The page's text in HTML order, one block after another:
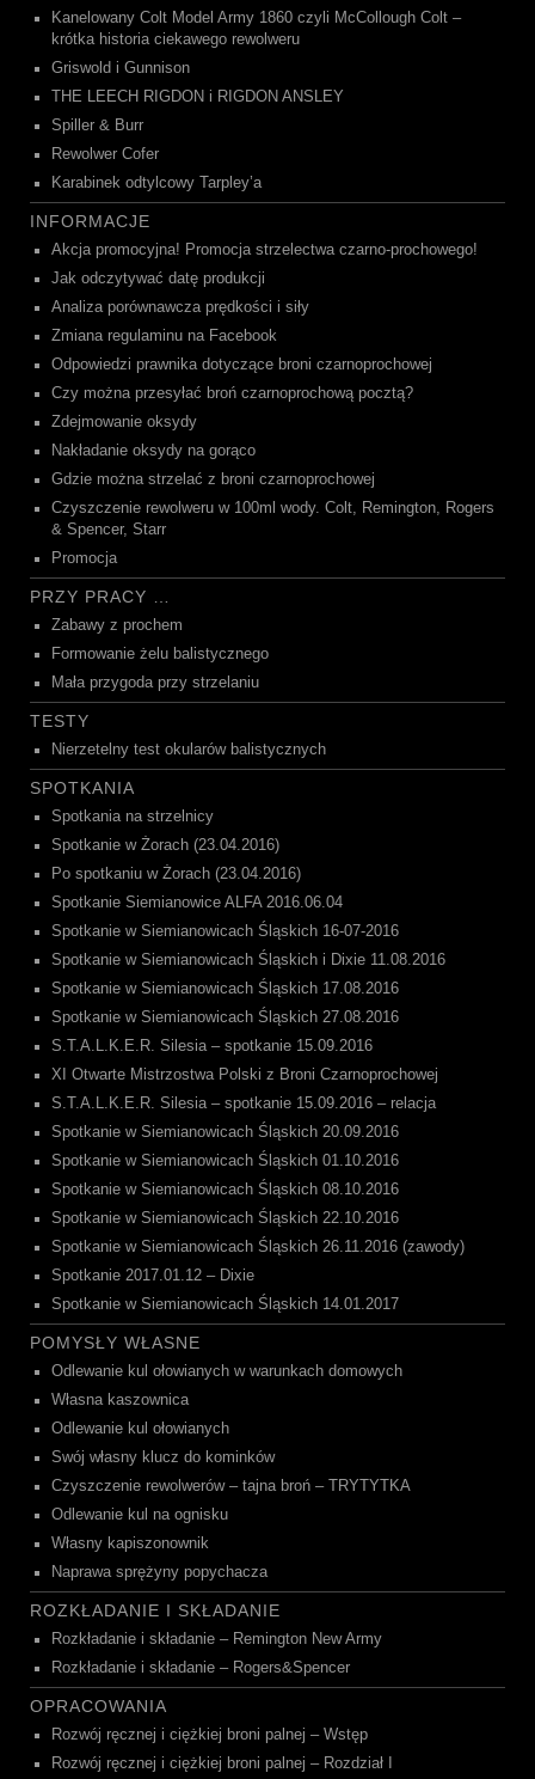
Kanelowany Colt Model Army 1860 czyli McCollough Colt –
krótka historia ciekawego rewolweru
Griswold i Gunnison
THE LEECH RIGDON i RIGDON ANSLEY
Spiller & Burr
Rewolwer Cofer
Karabinek odtylcowy Tarpley’a
INFORMACJE
Akcja promocyjna! Promocja strzelectwa czarno-prochowego!
Jak odczytywać datę produkcji
Analiza porównawcza prędkości i siły
Zmiana regulaminu na Facebook
Odpowiedzi prawnika dotyczące broni czarnoprochowej
Czy można przesyłać broń czarnoprochową pocztą?
Zdejmowanie oksydy
Nakładanie oksydy na gorąco
Gdzie można strzelać z broni czarnoprochowej
Czyszczenie rewolweru w 100ml wody. Colt, Remington, Rogers
& Spencer, Starr
Promocja
PRZY PRACY …
Zabawy z prochem
Formowanie żelu balistycznego
Mała przygoda przy strzelaniu
TESTY
Nierzetelny test okularów balistycznych
SPOTKANIA
Spotkania na strzelnicy
Spotkanie w Żorach (23.04.2016)
Po spotkaniu w Żorach (23.04.2016)
Spotkanie Siemianowice ALFA 2016.06.04
Spotkanie w Siemianowicach Śląskich 16-07-2016
Spotkanie w Siemianowicach Śląskich i Dixie 11.08.2016
Spotkanie w Siemianowicach Śląskich 17.08.2016
Spotkanie w Siemianowicach Śląskich 27.08.2016
S.T.A.L.K.E.R. Silesia – spotkanie 15.09.2016
XI Otwarte Mistrzostwa Polski z Broni Czarnoprochowej
S.T.A.L.K.E.R. Silesia – spotkanie 15.09.2016 – relacja
Spotkanie w Siemianowicach Śląskich 20.09.2016
Spotkanie w Siemianowicach Śląskich 01.10.2016
Spotkanie w Siemianowicach Śląskich 08.10.2016
Spotkanie w Siemianowicach Śląskich 22.10.2016
Spotkanie w Siemianowicach Śląskich 26.11.2016 (zawody)
Spotkanie 2017.01.12 – Dixie
Spotkanie w Siemianowicach Śląskich 14.01.2017
POMYSŁY WŁASNE
Odlewanie kul ołowianych w warunkach domowych
Własna kaszownica
Odlewanie kul ołowianych
Swój własny klucz do kominków
Czyszczenie rewolwerów – tajna broń – TRYTYTKA
Odlewanie kul na ognisku
Własny kapiszonownik
Naprawa sprężyny popychacza
ROZKŁADANIE I SKŁADANIE
Rozkładanie i składanie – Remington New Army
Rozkładanie i składanie – Rogers&Spencer
OPRACOWANIA
Rozwój ręcznej i ciężkiej broni palnej – Wstęp
Rozwój ręcznej i ciężkiej broni palnej – Rozdział I